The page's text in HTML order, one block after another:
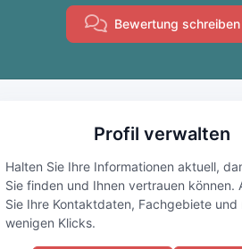
Bewertung schreiben
Profil verwalten
Halten Sie Ihre Informationen aktuell,
Sie finden und Ihnen vertrauen können.
Sie Ihre Kontaktdaten, Fachgebiete und
wenigen Klicks.